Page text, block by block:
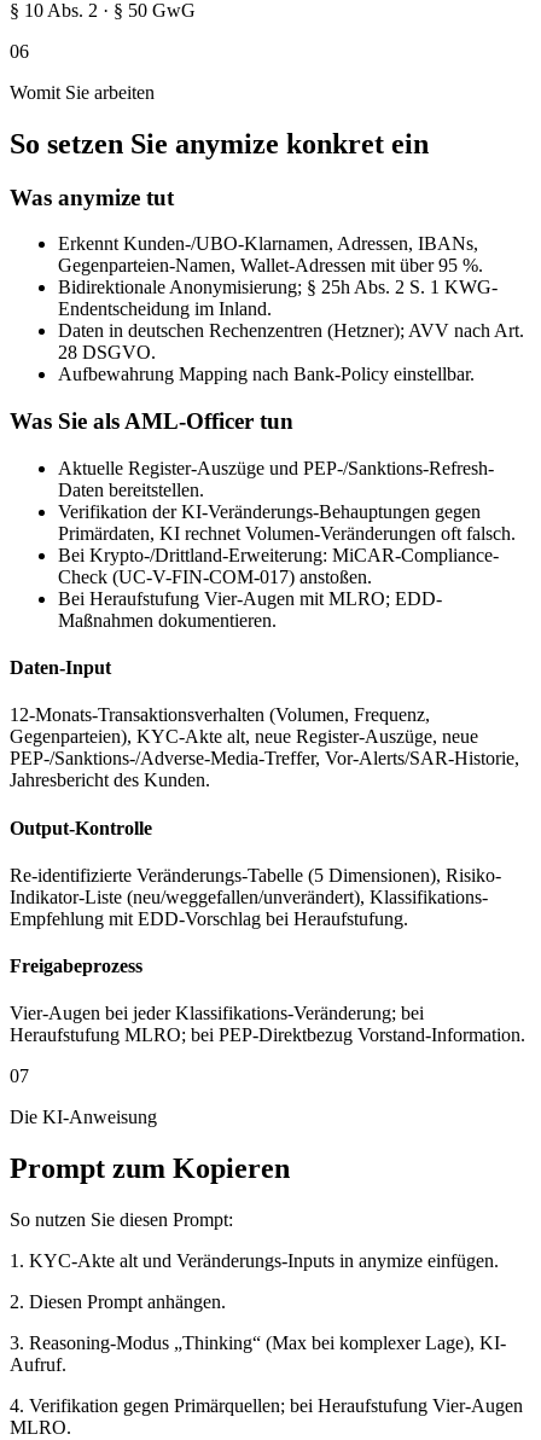
§ 10 Abs. 2 · § 50 GwG
06
Womit Sie arbeiten
So setzen Sie anymize konkret ein
Was anymize tut
Erkennt Kunden-/UBO-Klarnamen, Adressen, IBANs,
Gegenparteien-Namen, Wallet-Adressen mit über 95 %.
Bidirektionale Anonymisierung; § 25h Abs. 2 S. 1 KWG-
Endentscheidung im Inland.
Daten in deutschen Rechenzentren (Hetzner); AVV nach Art.
28 DSGVO.
Aufbewahrung Mapping nach Bank-Policy einstellbar.
Was Sie als AML-Officer tun
Aktuelle Register-Auszüge und PEP-/Sanktions-Refresh-
Daten bereitstellen.
Verifikation der KI-Veränderungs-Behauptungen gegen
Primärdaten, KI rechnet Volumen-Veränderungen oft falsch.
Bei Krypto-/Drittland-Erweiterung: MiCAR-Compliance-
Check (UC-V-FIN-COM-017) anstoßen.
Bei Heraufstufung Vier-Augen mit MLRO; EDD-
Maßnahmen dokumentieren.
Daten-Input
12-Monats-Transaktionsverhalten (Volumen, Frequenz,
Gegenparteien), KYC-Akte alt, neue Register-Auszüge, neue
PEP-/Sanktions-/Adverse-Media-Treffer, Vor-Alerts/SAR-Historie,
Jahresbericht des Kunden.
Output-Kontrolle
Re-identifizierte Veränderungs-Tabelle (5 Dimensionen), Risiko-
Indikator-Liste (neu/weggefallen/unverändert), Klassifikations-
Empfehlung mit EDD-Vorschlag bei Heraufstufung.
Freigabeprozess
Vier-Augen bei jeder Klassifikations-Veränderung; bei
Heraufstufung MLRO; bei PEP-Direktbezug Vorstand-Information.
07
Die KI-Anweisung
Prompt zum Kopieren
So nutzen Sie diesen Prompt:
1. KYC-Akte alt und Veränderungs-Inputs in anymize einfügen.
2. Diesen Prompt anhängen.
3. Reasoning-Modus „Thinking“ (Max bei komplexer Lage), KI-
Aufruf.
4. Verifikation gegen Primärquellen; bei Heraufstufung Vier-Augen
MLRO.